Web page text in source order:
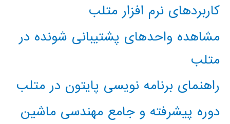
کاربردهای نرم افزار متلب
مشاهده واحدهای پشتیبانی شونده در
متلب
راهنمای برنامه نویسی پایتون در متلب
دوره پیشرفته و جامع مهندسی ماشین